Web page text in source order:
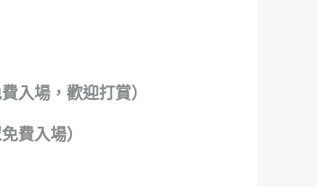
入場 ，歡迎打賞）
費入場）